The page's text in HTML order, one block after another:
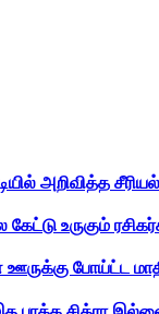
அறிவித்த
உருகும்
போய்ட்ட